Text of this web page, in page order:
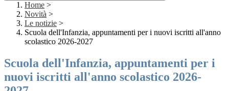
Home >
Novità >
Le notizie >
Scuola dell'Infanzia, appuntamenti per i nuovi iscritti all'anno
scolastico 2026-2027
Scuola dell'Infanzia, appuntamenti per i
nuovi iscritti all'anno scolastico 2026-